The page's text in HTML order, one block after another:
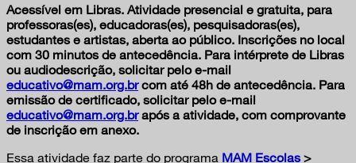
Acessível em Libras. Atividade presencial e gratuita, para
professoras(es), educadoras(es), pesquisadoras(es),
estudantes e artistas, aberta ao público. Inscrições no local
com 30 minutos de antecedência. Para intérprete de Libras
ou audiodescrição, solicitar pelo e-mail
educativo@mam.org.brcom até 48h de antecedência. Para
emissão de certificado, solicitar pelo e-mail
educativo@mam.org.brapós a atividade, com comprovante
de inscrição em anexo.
Essa atividade faz parte do programa MAM Escolas>